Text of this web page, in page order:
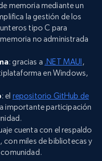
memoria mediante un
la gestión de los
tipo C para
no administrada
: gracias a .NET MAUI ,
en Windows,
: el repositorio GitHub de
importante participación
cuenta con el respaldo
con miles de bibliotecas y